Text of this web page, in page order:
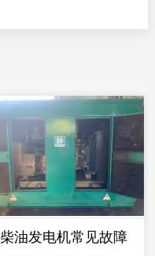
柴油发电机常见故障